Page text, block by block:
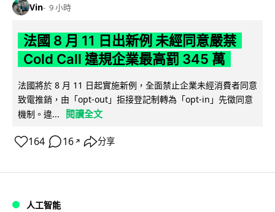
Vin 9 小時
法國 8 月 11 日出新例 未經同意嚴禁
Cold Call 違規企業最高罰 345 萬
法國將於 8 月 11 日起實施新例，全面禁止企業未經消費者同意
致電推銷，由「opt-out」拒接登記制轉為「opt-in」先徵同意
機制。違...
閱讀全文
164 16 ↗ 分享
人工智能